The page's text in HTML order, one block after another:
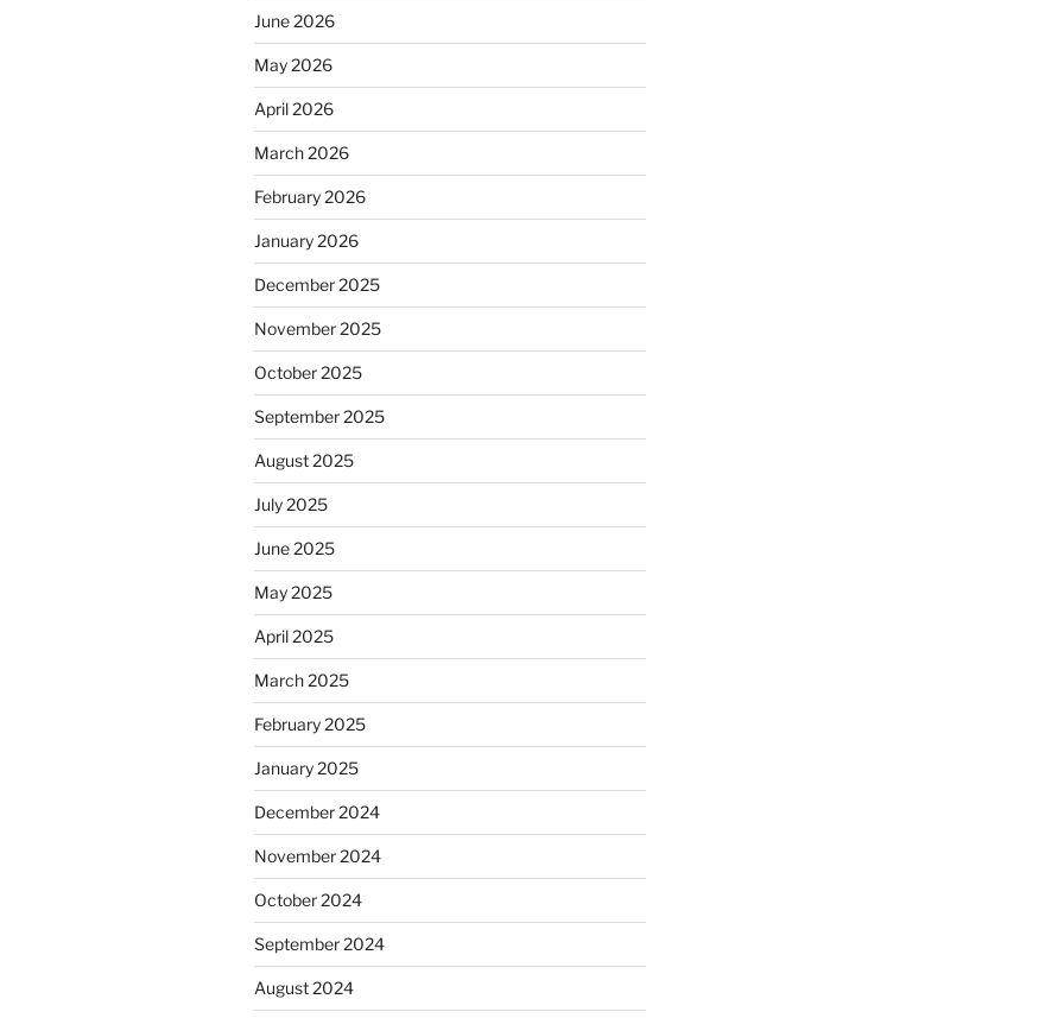
June 2026
May 2026
April 2026
March 2026
February 2026
January 2026
December 2025
November 2025
October 2025
September 2025
August 2025
July 2025
June 2025
May 2025
April 2025
March 2025
February 2025
January 2025
December 2024
November 2024
October 2024
September 2024
August 2024